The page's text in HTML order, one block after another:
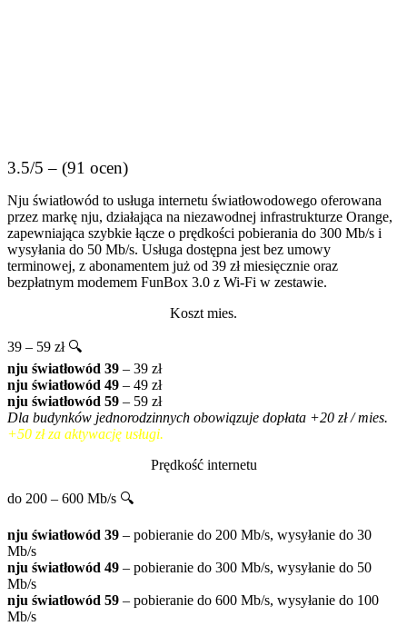
3.5/5 – (91 ocen)
Nju światłowód to usługa internetu światłowodowego oferowana
przez markę nju, działająca na niezawodnej infrastrukturze Orange,
zapewniająca szybkie łącze o prędkości pobierania do 300 Mb/s i
wysyłania do 50 Mb/s. Usługa dostępna jest bez umowy
terminowej, z abonamentem już od 39 zł miesięcznie oraz
bezpłatnym modemem FunBox 3.0 z Wi-Fi w zestawie.
Koszt mies.
39 – 59 zł 🔍
nju światłowód 39 – 39 zł
nju światłowód 49 – 49 zł
nju światłowód 59 – 59 zł
Dla budynków jednorodzinnych obowiązuje dopłata +20 zł / mies.
+50 zł za aktywację usługi.
Prędkość internetu
do 200 – 600 Mb/s 🔍
nju światłowód 39 – pobieranie do 200 Mb/s, wysyłanie do 30
Mb/s
nju światłowód 49 – pobieranie do 300 Mb/s, wysyłanie do 50
Mb/s
nju światłowód 59 – pobieranie do 600 Mb/s, wysyłanie do 100
Mb/s